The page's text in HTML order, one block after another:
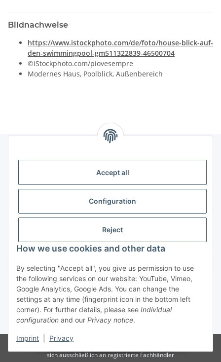
Accept all
Configuration
Reject
How we use cookies and other data
By selecting "Accept all", you give us permission to use
the following services on our website: YouTube, Vimeo,
Google Analytics, Google Ads. You can change the
settings at any time (fingerprint icon in the bottom left
corner). For further details, please see Individual
configuration and our Privacy notice.
Imprint Privacy
Bildnachweise
https://www.istockphoto.com/de/foto/house-blick-auf-
den-swimmingpool-gm511322839-46500704
©iStockphoto.com/piovesempre
Modernes Haus, Poolblick, Außenbereich
Withdraw contract
* All prices incl. VAT
sich ausschließlich an registrierte Fachhändler